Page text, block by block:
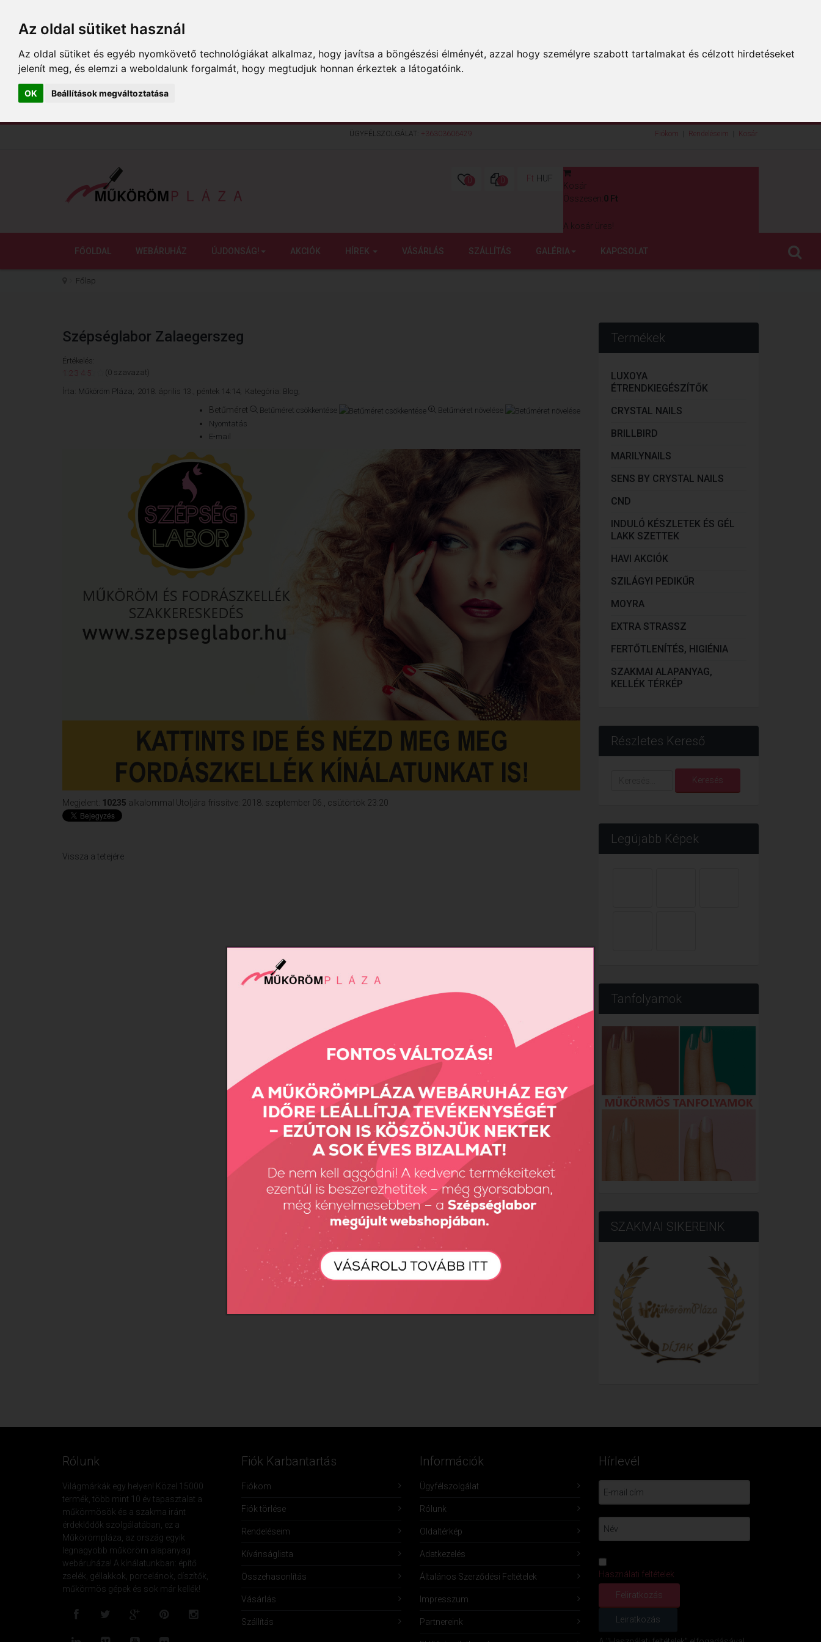
Az oldal sütiket használ
Az oldal sütiket és egyéb nyomkövető technológiákat alkalmaz, hogy javítsa a böngészési élményét, azzal hogy személyre szabott tartalmakat és célzott hirdetéseket
jelenít meg, és elemzi a weboldalunk forgalmát, hogy megtudjuk honnan érkeztek a látogatóink.
OK Beállítások megváltoztatása
ÜGYFÉLSZOLGÁLAT: +36303606429 Fiókom Rendeléseim Kosár
0 0 Ft HUF
Kosár
Összesen: 0 Ft
A kosár üres!
FŐOLDAL WEBÁRUHÁZ ÚJDONSÁG! AKCIÓK HÍREK VÁSÁRLÁS SZÁLLÍTÁS GALÉRIA KAPCSOLAT
Főlap
Szépséglabor Zalaegerszeg
Értékelés:
1 2 3 4 5 (0 szavazat)
Írta: Műköröm Pláza; 2018. április 13., péntek 14:14; Kategória: Blog;
Betűméret Betűméret csökkentése
Betűméret növelése
Nyomtatás
E-mail
Megjelent: 10235 alkalommal Utoljára frissítve: 2018. szeptember 06., csütörtök 23:20
Vissza a tetejére
Termékek
LUXOYA
ÉTRENDKIEGÉSZÍTŐK
CRYSTAL NAILS
BRILLBIRD
MARILYNAILS
SENS BY CRYSTAL NAILS
CND
INDULÓ KÉSZLETEK ÉS GÉL
LAKK SZETTEK
HAVI AKCIÓK
SZILÁGYI PEDIKŰR
MOYRA
EXTRA STRASSZ
FERTŐTLENÍTÉS, HIGIÉNIA
SZAKMAI ALAPANYAG,
KELLÉK TÉRKÉP
Részletes Kereső
Keresés
Legújabb Képek
Tanfolyamok
SZAKMAI SIKEREINK
Rólunk
Világmárkák egy helyen! Közel 15000
termék, több mint 10 év tapasztalat a
műkörmösök és a szakma iránt
érdeklődők szolgálatában, ez a
Műkörömpláza, az ország egyik
legnagyobb műköröm alapanyag
webáruháza! A kínálatunkban: építő
zselék, géllakkok, porcelánok, díszítők,
műkörmös gépek és sok már kellék!
Fiók Karbantartás
Fiókom
Fiók törlése
Rendeléseim
Kívánságlista
Összehasonlítás
Vásárlás
Szállítás
Információk
Ügyfélszolgálat
Rólunk
Oldaltérkép
Adatkezelés
Általános Szerződési Feltételek
Impresszum
Partnereink
Hírlevél
Használati feltételek